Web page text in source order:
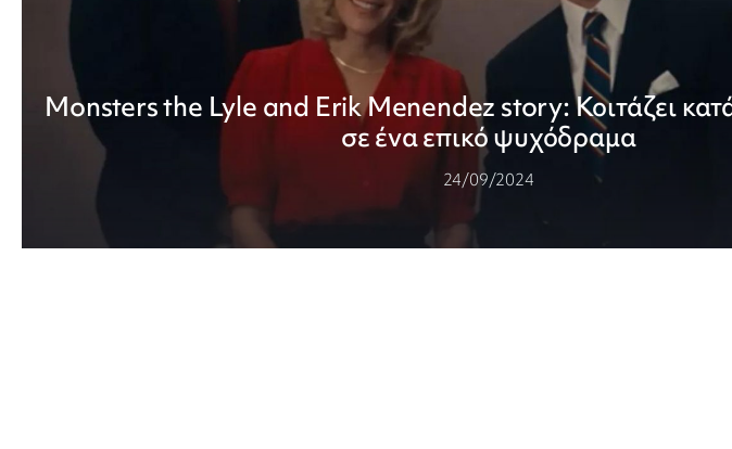
Monsters the Lyle and Erik Menendez story: Κοιτάζει
σε ένα επικό ψυχόδραμα
24/09/2024